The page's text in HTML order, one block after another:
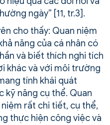
ngày” [11, tr.3].
cho thấy: Quan niệm
năng của cá nhân có
và biết thích nghi tích
khác và với môi trường
tính khái quát
kỹ năng cụ thể. Quan
niệm rất chi tiết, cụ thể,
thực hiện công việc và